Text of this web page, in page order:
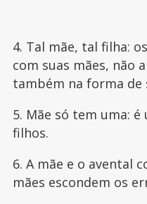
4. Tal mãe, tal filha:
com suas mães, não
também na forma de
5. Mãe só tem uma:
filhos.
6. A mãe e o avental
mães escondem os